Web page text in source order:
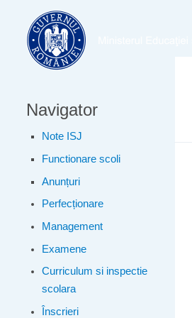
Meniu principal
Navigator
Note ISJ
Functionare scoli
Anunțuri
Perfecționare
Management
Examene
Curriculum si inspectie
scolara
Înscrieri